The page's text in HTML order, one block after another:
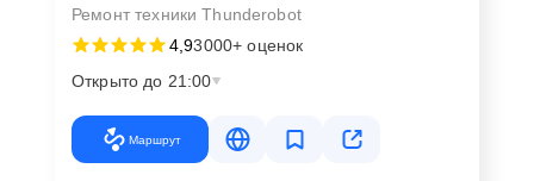
Ремонт техники Thunderobot
4,93000+ оценок
Открыто до 21:00
Маршрут